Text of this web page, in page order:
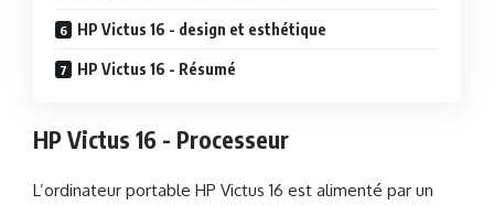
HP Victus 16 - design et esthétique
HP Victus 16 - Résumé
HP Victus 16 - Processeur
L’ordinateur portable HP Victus 16 est alimenté par un